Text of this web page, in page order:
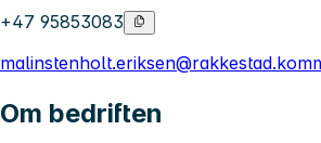
+47 95853083
Om bedriften